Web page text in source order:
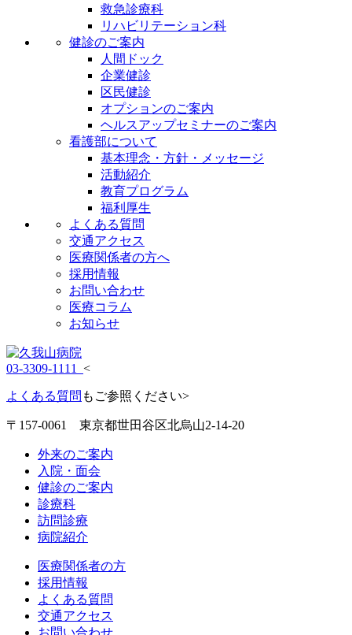
救急診療科
リハビリテーション科
健診のご案内
人間ドック
企業健診
区民健診
オプションのご案内
ヘルスアップセミナーのご案内
看護部について
基本理念・方針・メッセージ
活動紹介
教育プログラム
福利厚生
よくある質問
交通アクセス
医療関係者の方へ
採用情報
お問い合わせ
医療コラム
お知らせ
03-3309-1111 <
よくある質問 もご参照ください>
〒157-0061 東京都世田谷区北烏山2-14-20
外来のご案内
入院・面会
健診のご案内
診療科
訪問診療
病院紹介
医療関係者の方
採用情報
よくある質問
交通アクセス
お問い合わせ